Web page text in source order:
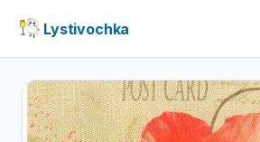
Lystivochka